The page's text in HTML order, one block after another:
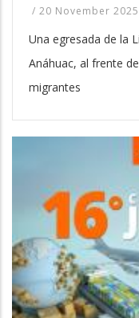
/ 20 November 2025
Una egresada de la
Anáhuac, al frente
migrantes